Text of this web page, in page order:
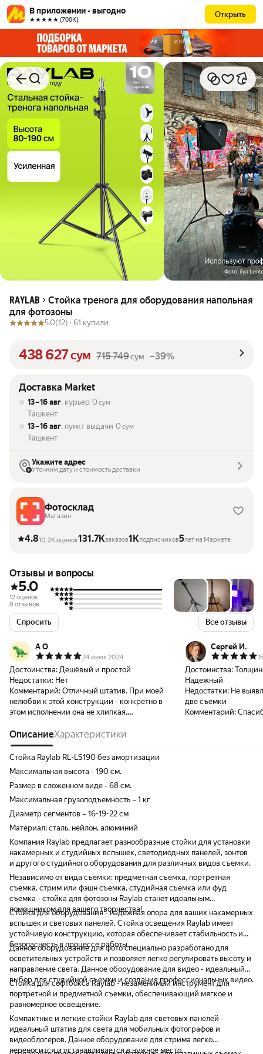
В приложении - выгодно
★★★★★ (700К)
Открыть
RAYLAB
Стойка тренога для оборудования напольная
для фотозоны
5.0(12) · 61 купили
438 627сум 715 749сум –39%
Доставка Market
13 – 16 авг, курьер 0 сум
Ташкент
13 – 16 авг, пункт выдачи 0 сум
Ташкент
Укажите адрес
Уточним дату и стоимость доставки
Фотосклад
Магазин
4.810.2K оценок131.7Kзаказов1Kподписчиков5лет на Маркете
Отзывы и вопросы
5.0
12 оценок
8 отзывов
Спросить Все отзывы
А О
24 июля 2024
Достоинства: Дешёвый и простой
Недостатки: Нет
Комментарий: Отличный штатив. При моей
нелюбви к этой конструкции - конкретно в
этом исполнении она не хлипкая,
раскладывается, честно до моего роста.
Башка с шарниром на фото НЕ из
комплекта, она моя
Сергей И.
Достоинства:
Надежный
Недостатки: Не
две съемки
Комментарий:
ОписаниеХарактеристики
Стойка Raylab RL-LS190 без амортизации
Максимальная высота - 190 см.
Размер в сложенном виде - 68 см.
Максимальная грузоподъемность – 1 кг
Диаметр сегментов – 16-19-22 см
Материал: сталь, нейлон, алюминий
Компания Raylab предлагает разнообразные стойки для установки
накамерных и студийных вспышек, светодиодных панелей, зонтов
и другого студийного оборудования для различных видов съемки.
Независимо от вида съемки: предметная съемка, портретная
съемка, стрим или фэшн съемка, студийная съемка или фуд
съемка - стойка для фотозоны Raylab станет идеальным
помощником для вашего творчества!
Стойка для оборудования - надежная опора для ваших накамерных
вспышек и световых панелей. Стойка освещения Raylab имеет
устойчивую конструкцию, которая обеспечивает стабильность и
безопасность в процессе работы.
Данное оборудование для фото специально разработано для
осветительных устройств и позволяет легко регулировать высоту и
направление света. Данное оборудование для видео - идеальный
выбор для студийной съемки и создания профессиональных видео.
Стойка для софтбокса Raylab - незаменимый инструмент для
портретной и предметной съемки, обеспечивающий мягкое и
равномерное освещение.
Компактные и легкие стойки Raylab для световых панелей -
идеальный штатив для света для мобильных фотографов и
видеоблогеров. Данное оборудование для стрима легко
переносится и устанавливается в нужное место.